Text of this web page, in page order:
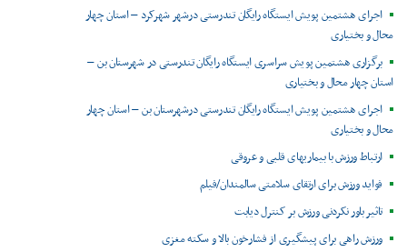
اجرای هشتمین پویش ایستگاه رایگان تندرستی درشهر شهرکرد – استان چهار
محال و بختیاری
برگزاری هشتمین پویش سراسری ایستگاه رایگان تندرستی در شهرستان بن –
استان چهار محال و بختیاری
اجرای هشتمین پویش ایستگاه رایگان تندرستی درشهرستان بن – استان چهار
محال و بختیاری
ارتباط ورزش با بیماریهای قلبی و عروقی
فواید ورزش برای ارتقای سلامتی سالمندان/فیلم
تاثیر باور نکردنی ورزش بر کنترل دیابت
ورزش راهی برای پیشگیری از فشارخون بالا و سکته مغزی